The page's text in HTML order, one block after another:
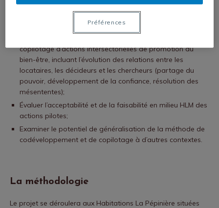
Le projet Synergie est une recherche participative ancrée
copilotage d’actions intersectorielles de promotion du
bien-être, incluant l’évolution des relations entre les
locataires, les décideurs et les chercheurs (partage du
pouvoir, développement de la confiance, résolution des
mésententes);
Évaluer l’acceptabilité et de la faisabilité en milieu HLM des
actions pilotes;
Examiner le potentiel de généralisation de la méthode de
codéveloppement et de copilotage à d’autres contextes.
La méthodologie
Le projet se déroulera aux Habitations La Pépinière situées
Préférences